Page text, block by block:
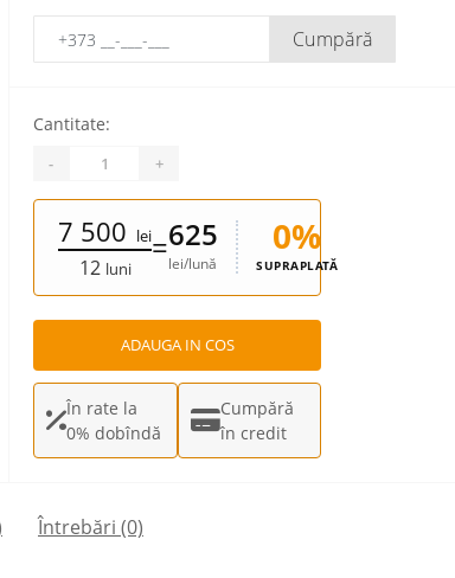
Cumpără
Cantitate:
- +
7 500 lei
12 luni
=625
lei/lună
0%
SUPRAPLATĂ
ADAUGA IN COS
În rate la
0% dobîndă
Cumpără
în credit
Întrebări (0)